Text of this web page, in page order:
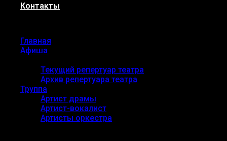
Контакты
Главная
Афиша
Текущий репертуар театра
Архив репертуара театра
Труппа
Артист драмы
Артист-вокалист
Артисты оркестра